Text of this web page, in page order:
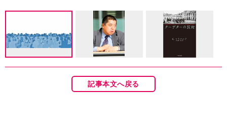
記事本文へ戻る